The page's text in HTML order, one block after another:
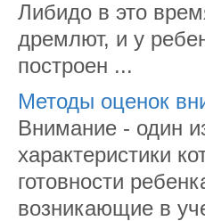
Либидо в это
дремлют, и у
построен ...
Методы оценок
Внимание - один
характеристики
готовности
возникающие в